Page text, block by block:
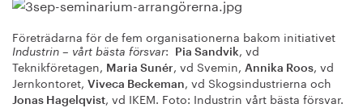
Företrädarna för de fem organisationerna bakom initiativet
Industrin – vårt bästa försvar: Pia Sandvik, vd
Teknikföretagen, Maria Sunér, vd Svemin, Annika Roos, vd
Jernkontoret, Viveca Beckeman, vd Skogsindustrierna och
Jonas Hagelqvist, vd IKEM. Foto: Industrin vårt bästa försvar.